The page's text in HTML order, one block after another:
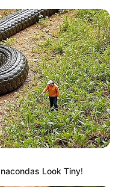
in Mecklenburg-
Look Tiny!